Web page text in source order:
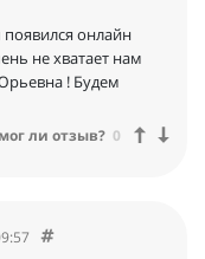
онлайн
не хватает нам
! Будем
ли отзыв? 0